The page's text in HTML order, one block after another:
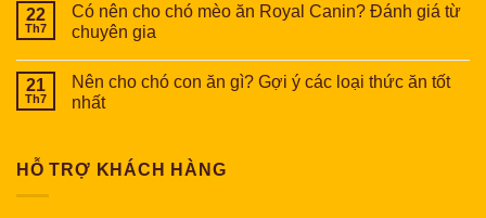
22
Th7
Có nên cho chó mèo ăn Royal Canin? Đánh giá từ
chuyên gia
21
Th7
Nên cho chó con ăn gì? Gợi ý các loại thức ăn tốt
nhất
HỖ TRỢ KHÁCH HÀNG